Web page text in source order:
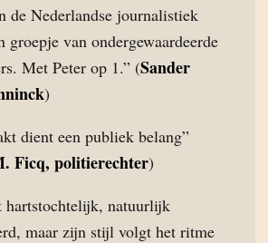
de Nederlandse journalistiek
groepje van ondergewaardeerde
Met Peter op 1.” (Sander
)
dient een publiek belang”
Ficq, politierechter)
hartstochtelijk, natuurlijk
maar zijn stijl volgt het ritme